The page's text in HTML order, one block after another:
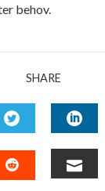
behov.
SHARE
TWITTER